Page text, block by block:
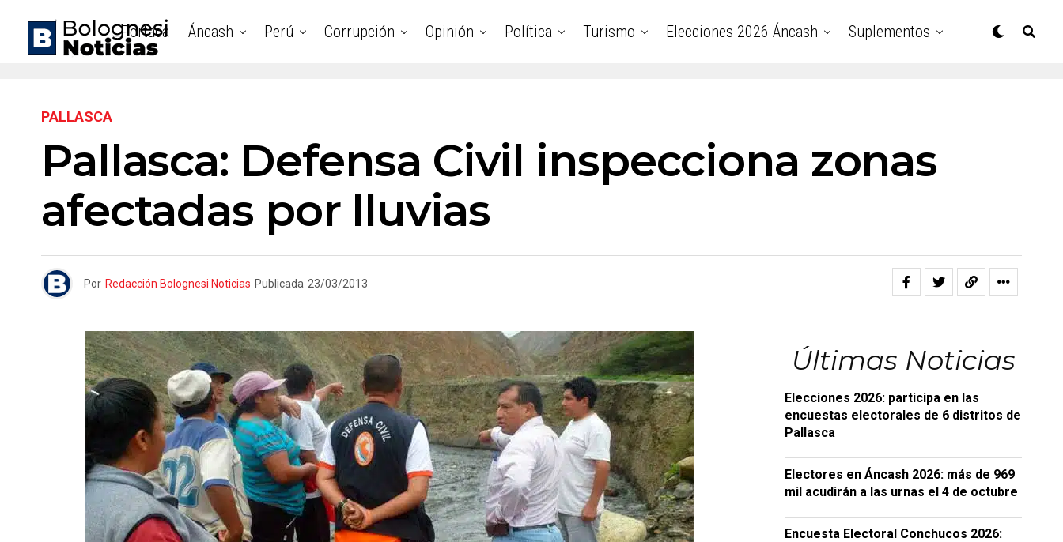
Portada Áncash Perú Corrupción Opinión Política Turismo Elecciones 2026 Áncash Suplementos
PALLASCA
Pallasca: Defensa Civil inspecciona zonas
afectadas por lluvias
Por Redacción Bolognesi Noticias Publicada 23/03/2013
Últimas Noticias
Elecciones 2026: participa en las
encuestas electorales de 6 distritos de
Pallasca
Electores en Áncash 2026: más de 969
mil acudirán a las urnas el 4 de octubre
Encuesta Electoral Conchucos 2026: